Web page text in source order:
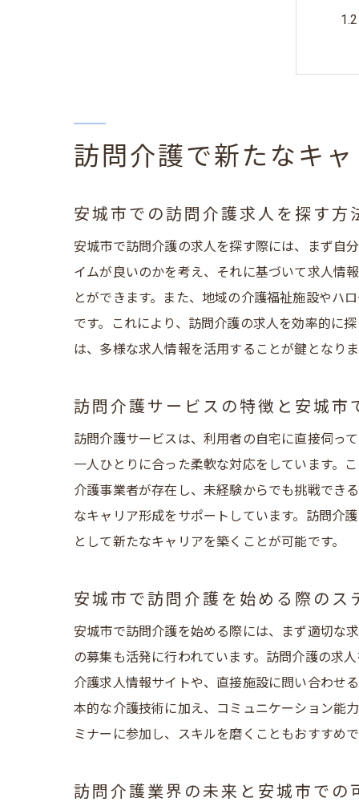
安
訪問介護で新たなキ
安城市での訪問介護求人を探す方
安城市で訪問介護の求人を探す際には、まず自
イムが良いのかを考え、それに基づいて求人情
とができます。また、地域の介護福祉施設やハ
です。これにより、訪問介護の求人を効率的に
は、多様な求人情報を活用することが鍵となり
訪問介護サービスの特徴と安城市
訪問介護サービスは、利用者の自宅に直接伺っ
一人ひとりに合った柔軟な対応をしています。
介護事業者が存在し、未経験からでも挑戦でき
なキャリア形成をサポートしています。訪問介
として新たなキャリアを築くことが可能です。
安城市で訪問介護を始める際のス
安城市で訪問介護を始める際には、まず適切な
の募集も活発に行われています。訪問介護の求
介護求人情報サイトや、直接施設に問い合わせ
本的な介護技術に加え、コミュニケーション能
ミナーに参加し、スキルを磨くこともおすすめ
訪問介護業界の未来と安城市での